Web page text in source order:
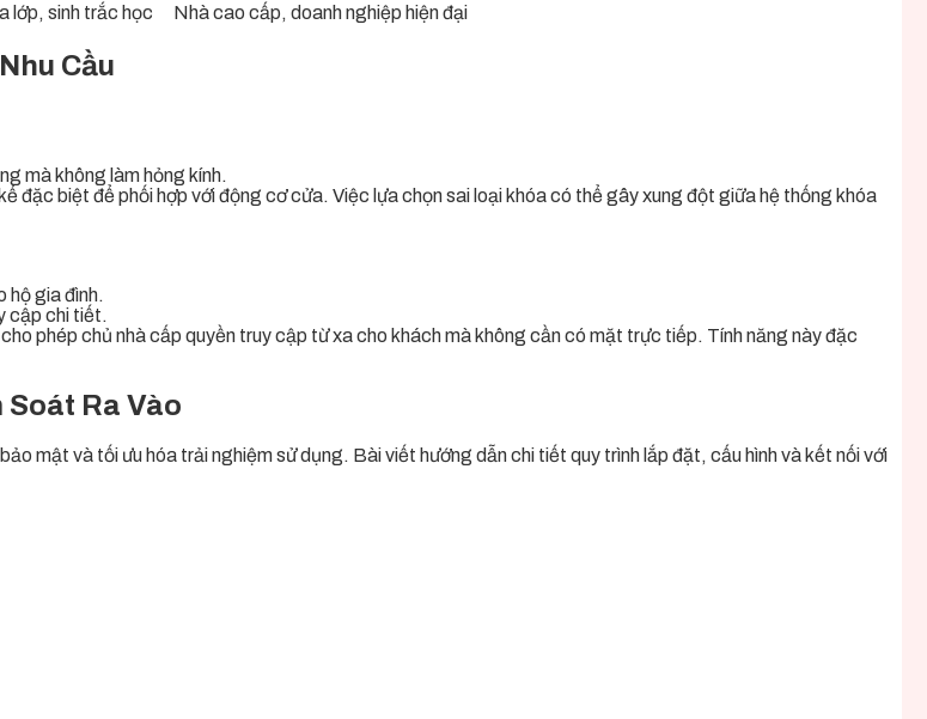
lớp, sinh trắc học Nhà cao cấp, doanh nghiệp hiện đại
Cầu
mà không làm hỏng kính.
biệt để phối hợp với động cơ cửa. Việc lựa chọn sai loại khóa có thể gây xung đột giữa hệ thống khóa
hộ gia đình.
cập chi tiết.
phép chủ nhà cấp quyền truy cập từ xa cho khách mà không cần có mặt trực tiếp. Tính năng này đặc
Ra Vào
mật và tối ưu hóa trải nghiệm sử dụng. Bài viết hướng dẫn chi tiết quy trình lắp đặt, cấu hình và kết nối với